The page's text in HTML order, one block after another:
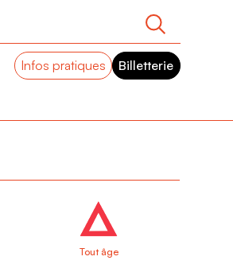
Infos pratiques Billetterie
Tout âge